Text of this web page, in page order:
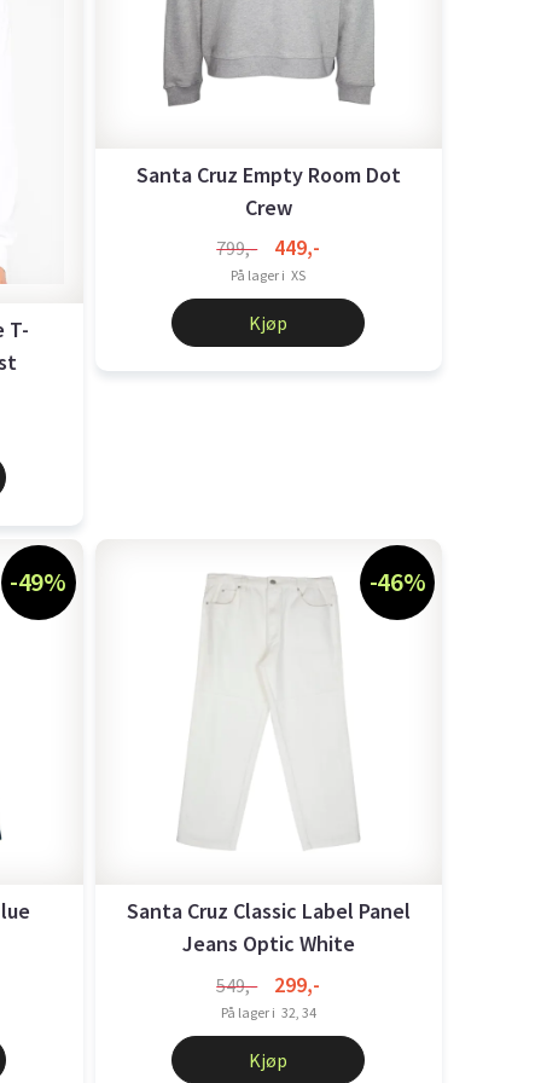
T-
Santa Cruz Empty Room Dot
Crew
799,- 449,-
På lager i XS
Kjøp
-49% -46%
Santa Cruz Classic Label Panel
Jeans Optic White
549,- 299,-
På lager i 32, 34
Kjøp